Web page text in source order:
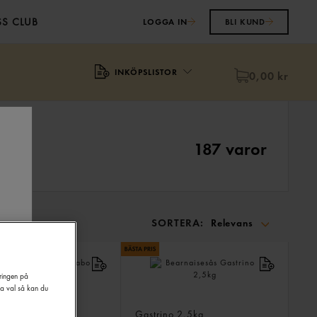
CLUB LOGGA IN BLI KUND
INKÖPSLISTOR 0,00 kr
187 varor
SORTERA: Relevans
PÅ:
Gastrino 2,5kg
på
val så kan du